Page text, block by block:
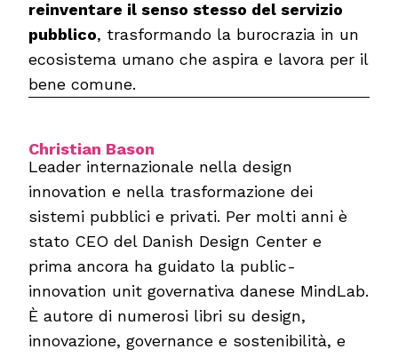
reinventare il senso stesso del servizio
pubblico, trasformando la burocrazia in un
ecosistema umano che aspira e lavora per il
bene comune.
Christian Bason
Leader internazionale nella design
innovation e nella trasformazione dei
sistemi pubblici e privati. Per molti anni è
stato CEO del Danish Design Center e
prima ancora ha guidato la public-
innovation unit governativa danese MindLab.
È autore di numerosi libri su design,
innovazione, governance e sostenibilità, e